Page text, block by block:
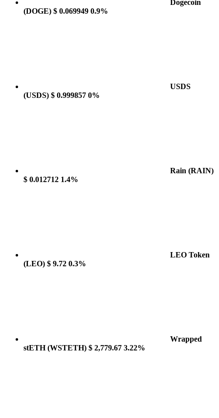
Dogecoin
(DOGE) $ 0.069949 0.9%
USDS
(USDS) $ 0.999857 0%
Rain (RAIN)
$ 0.012712 1.4%
LEO Token
(LEO) $ 9.72 0.3%
Wrapped
stETH(WSTETH) $ 2,779.67 3.22%